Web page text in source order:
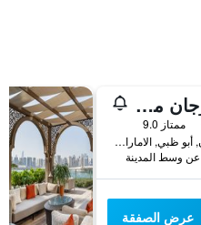
المها ارجان من روتانا
ممتاز 9.0
شارع حمدان, أبو ظبي, الامارات العربية المتحدة
عرض الصفقة